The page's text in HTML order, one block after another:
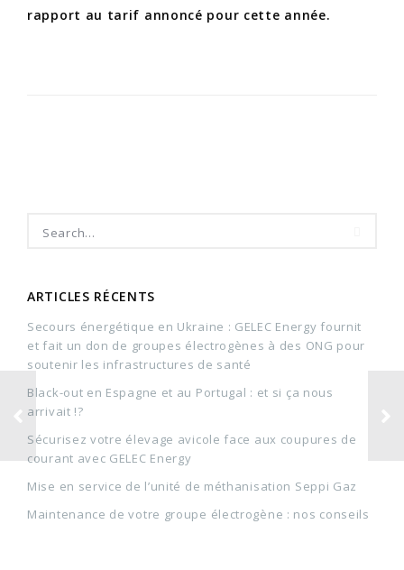
rapport au tarif annoncé pour cette année.
ARTICLES RÉCENTS
Secours énergétique en Ukraine : GELEC Energy fournit
et fait un don de groupes électrogènes à des ONG pour
soutenir les infrastructures de santé
Black-out en Espagne et au Portugal : et si ça nous
arrivait !?
Sécurisez votre élevage avicole face aux coupures de
courant avec GELEC Energy
Mise en service de l’unité de méthanisation Seppi Gaz
Maintenance de votre groupe électrogène : nos conseils